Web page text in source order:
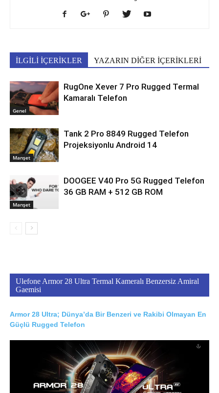
İLGİLİ İÇERİKLER YAZARIN DİĞER İÇERİKLERİ
Genel
RugOne Xever 7 Pro Rugged Termal
Kamaralı Telefon
Manşet
Tank 2 Pro 8849 Rugged Telefon
Projeksiyonlu Android 14
Manşet
DOOGEE V40 Pro 5G Rugged Telefon
36 GB RAM + 512 GB ROM
Ulefone Armor 28 Ultra Termal Kameralı Benzersiz Amiral
Gaemisi
Armor 28 Ultra; Dünya’da Bir Benzeri ve Rakibi Olmayan En
Güçlü Rugged Telefon